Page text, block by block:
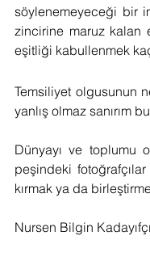
söylenemeyeceği bir
zincirine maruz kalan
eşitliği kabullenmek
Temsiliyet olgusunun
yanlış olmaz sanırım
Dünyayı ve toplumu
peşindeki
kırmak ya da
Nursen Bilgin